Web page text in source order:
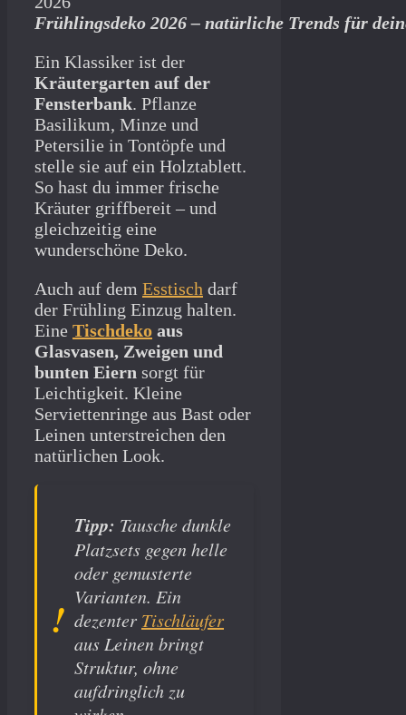
Frühlingsdeko 2026 – natürliche Trends für
Ein Klassiker ist der
Kräutergarten auf der
Fensterbank. Pflanze
Basilikum, Minze und
Petersilie in Tontöpfe und
stelle sie auf ein Holztablett.
So hast du immer frische
Kräuter griffbereit – und
gleichzeitig eine
wunderschöne Deko.
Auch auf dem Esstisch darf
der Frühling Einzug halten.
Eine Tischdeko aus
Glasvasen, Zweigen und
bunten Eiern sorgt für
Leichtigkeit. Kleine
Serviettenringe aus Bast oder
Leinen unterstreichen den
natürlichen Look.
Tipp: Tausche dunkle
Platzsets gegen helle
oder gemusterte
Varianten. Ein
dezenter Tischläufer
aus Leinen bringt
Struktur, ohne
aufdringlich zu